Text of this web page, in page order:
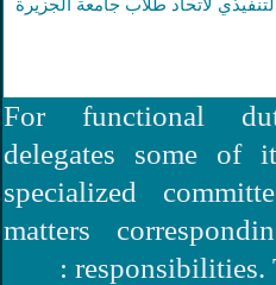
لاتحاد طلاب جامعة الجزيرة
For
delegates
specialized
matters